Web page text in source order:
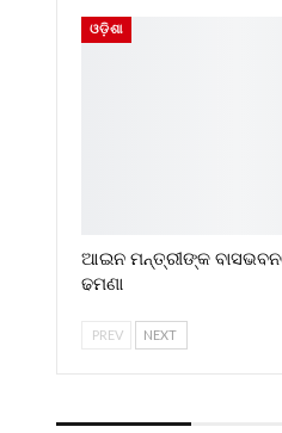
ଓଡ଼ିଶା
ଆଇନ ମନ୍ତ୍ରୀଙ୍କ
ଢମଣା
PREV NEXT